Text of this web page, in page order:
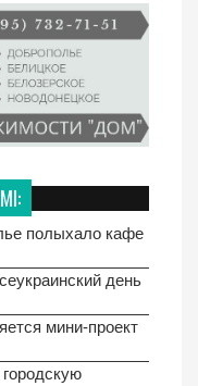
полыхало кафе
день
мини-проект